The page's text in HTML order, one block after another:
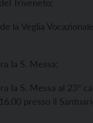
Triveneto;
la Veglia
la S. Messa;
la S. Messa al 23°
presso il